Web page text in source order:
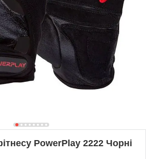
PowerPlay 2222 Чорні